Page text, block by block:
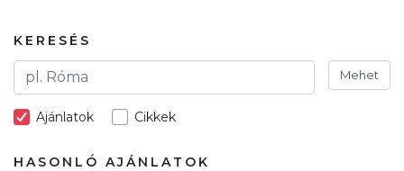
KERESÉS
Mehet
Ajánlatok Cikkek
HASONLÓ AJÁNLATOK